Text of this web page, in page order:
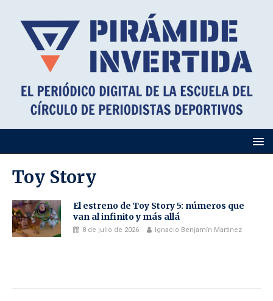
Toy Story
El estreno de Toy Story 5: números que
van al infinito y más allá
8 de julio de 2026 Ignacio Benjamín Martinez